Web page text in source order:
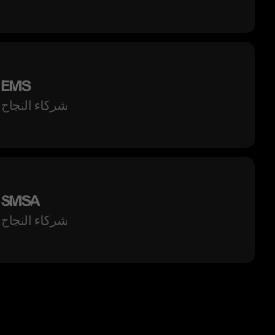
EMS
شركاء النجاح
SMSA
شركاء النجاح